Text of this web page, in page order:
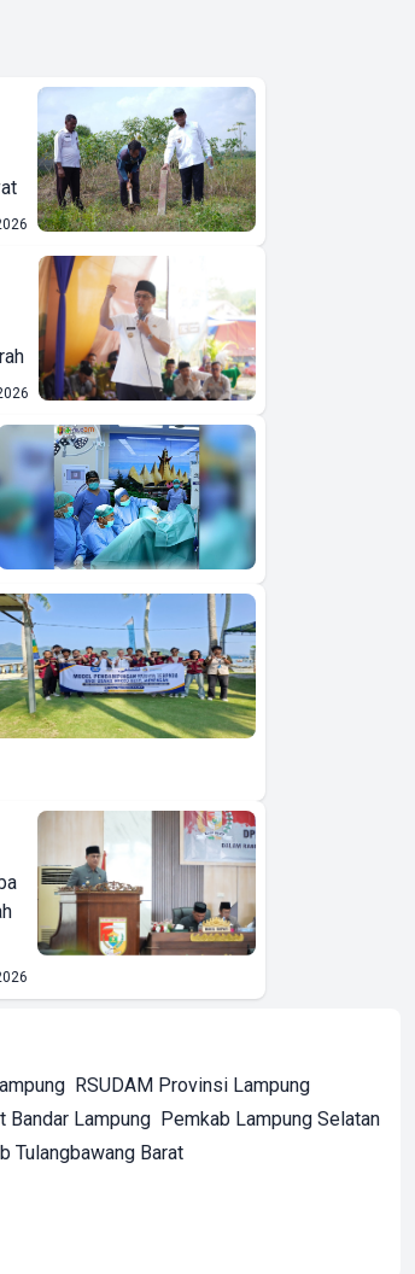
RSUDAM Provinsi Lampung
Bandar Lampung Pemkab Lampung Selatan
Tulangbawang Barat